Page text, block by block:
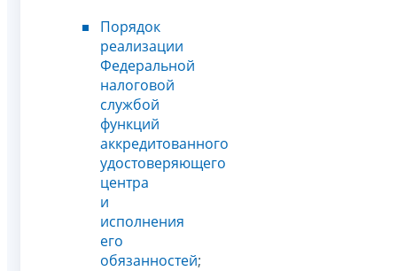
Порядок
реализации
Федеральной
налоговой
службой
функций
аккредитованного
удостоверяющего
центра
и
исполнения
его
обязанностей;